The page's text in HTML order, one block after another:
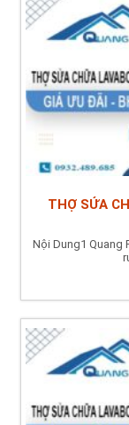
THỢ SỬA
Nội Dung1 Quang